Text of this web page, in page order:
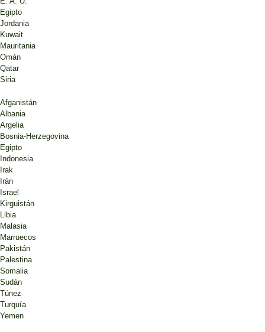
Egipto
Jordania
Kuwait
Mauritania
Omán
Qatar
Siria
Afganistán
Albania
Argelia
Bosnia-Herzegovina
Egipto
Indonesia
Irak
Irán
Israel
Kirguistán
Libia
Malasia
Marruecos
Pakistán
Palestina
Somalia
Sudán
Túnez
Turquía
Yemen